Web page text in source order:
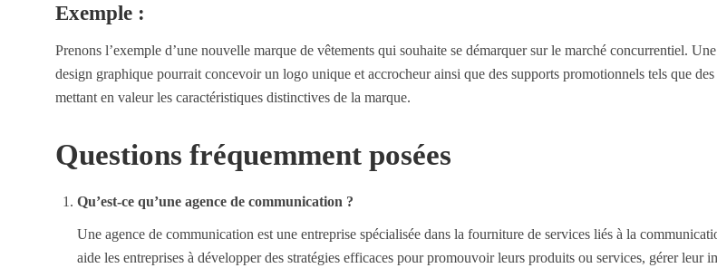
Exemple :
Prenons l’exemple d’une nouvelle marque de vêtements qui souhaite se démarquer sur le marché concurrentiel.
design graphique pourrait concevoir un logo unique et accrocheur ainsi que des supports promotionnels tels que
mettant en valeur les caractéristiques distinctives de la marque.
Questions fréquemment posées
Qu’est-ce qu’une agence de communication ?
Une agence de communication est une entreprise spécialisée dans la fourniture de services liés à la
aide les entreprises à développer des stratégies efficaces pour promouvoir leurs produits ou services, gérer leur